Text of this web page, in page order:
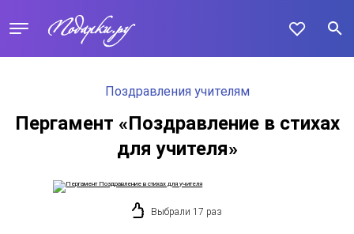
Поздравления учителям
Пергамент «Поздравление в стихах
для учителя»
Выбрали 17 раз